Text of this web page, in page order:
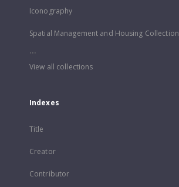
Iconography
Spatial Management and Housing Collection
...
View all collections
Indexes
Title
Creator
Contributor